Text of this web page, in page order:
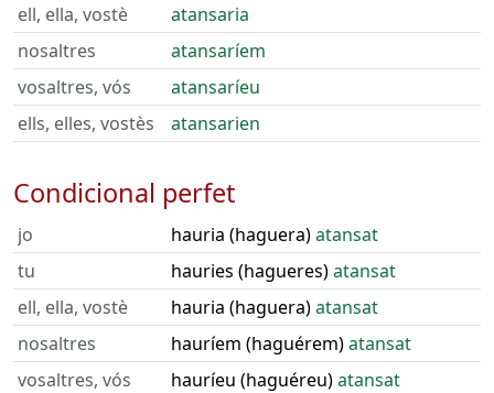
ell, ella, vostè
atansaria
nosaltres
atansaríem
vosaltres, vós
atansaríeu
ells, elles, vostès
atansarien
Condicional perfet
jo hauria (haguera)atansat
tu
hauries (hagueres)atansat
ell, ella, vostè
hauria (haguera)atansat
nosaltres
hauríem (haguérem)atansat
vosaltres, vós
hauríeu (haguéreu)atansat